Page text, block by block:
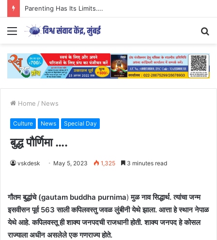
Parenting Has Its Limits….
Menu
Home / News
Culture News Special Day
बुद्ध पौर्णिमा ….
vskdesk May 5, 2023 1,325 3 minutes read
गौतम बुद्धांचे (gautam buddha purnima)मुळ नाव सिद्धार्थ. त्यांचा जन्म
इसवीसन पूर्व 563 साली कपिलवस्तु जवळ लुंबीनी येथे झाला. आत्ता हे स्थान नेपाळ
येथे आहे. कपिलवस्तू ही शाक्य जनपदची राजधानी होती. शाक्य जनपद हे कोसल
राज्याला अधीन असलेले एक गणराज्य होते.